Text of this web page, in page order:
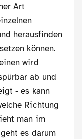
Art
herausfinden
können.
wird
ab und
- es kann
Richtung
man im
es darum